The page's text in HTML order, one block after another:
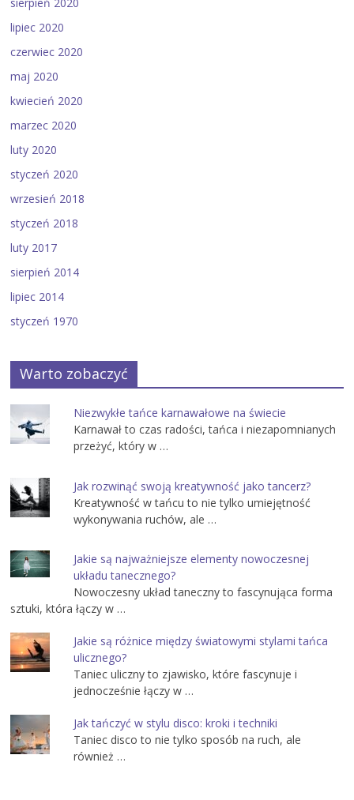
lipiec 2020
czerwiec 2020
maj 2020
kwiecień 2020
marzec 2020
luty 2020
styczeń 2020
wrzesień 2018
styczeń 2018
luty 2017
sierpień 2014
lipiec 2014
styczeń 1970
Warto zobaczyć
Niezwykłe tańce karnawałowe na świecie
Karnawał to czas radości, tańca i niezapomnianych
przeżyć, który w …
Jak rozwinąć swoją kreatywność jako tancerz?
Kreatywność w tańcu to nie tylko umiejętność
wykonywania ruchów, ale …
Jakie są najważniejsze elementy nowoczesnej
układu tanecznego?
Nowoczesny układ taneczny to fascynująca forma
sztuki, która łączy w …
Jakie są różnice między światowymi stylami tańca
ulicznego?
Taniec uliczny to zjawisko, które fascynuje i
jednocześnie łączy w …
Jak tańczyć w stylu disco: kroki i techniki
Taniec disco to nie tylko sposób na ruch, ale
również …